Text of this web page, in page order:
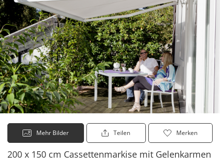
Mehr Bilder Teilen Merken
200 x 150 cm Cassettenmarkise mit Gelenkarmen